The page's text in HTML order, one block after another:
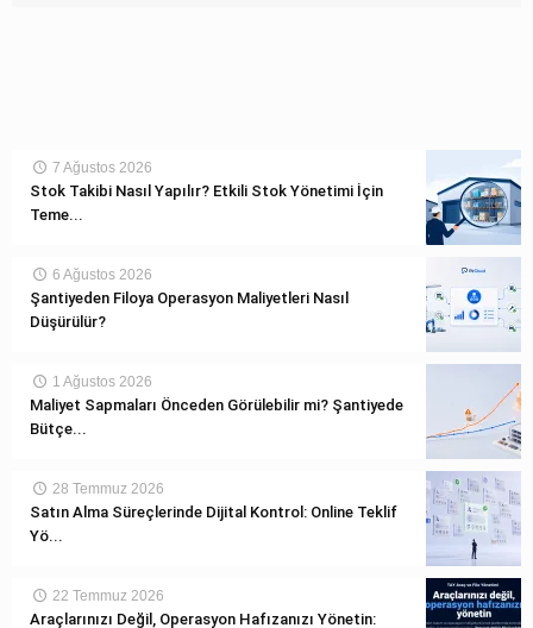
7 Ağustos 2026
Stok Takibi Nasıl Yapılır? Etkili Stok Yönetimi İçin
Teme...
6 Ağustos 2026
Şantiyeden Filoya Operasyon Maliyetleri Nasıl
Düşürülür?
1 Ağustos 2026
Maliyet Sapmaları Önceden Görülebilir mi? Şantiyede
Bütçe...
28 Temmuz 2026
Satın Alma Süreçlerinde Dijital Kontrol: Online Teklif
Yö...
22 Temmuz 2026
Araçlarınızı Değil, Operasyon Hafızanızı Yönetin: